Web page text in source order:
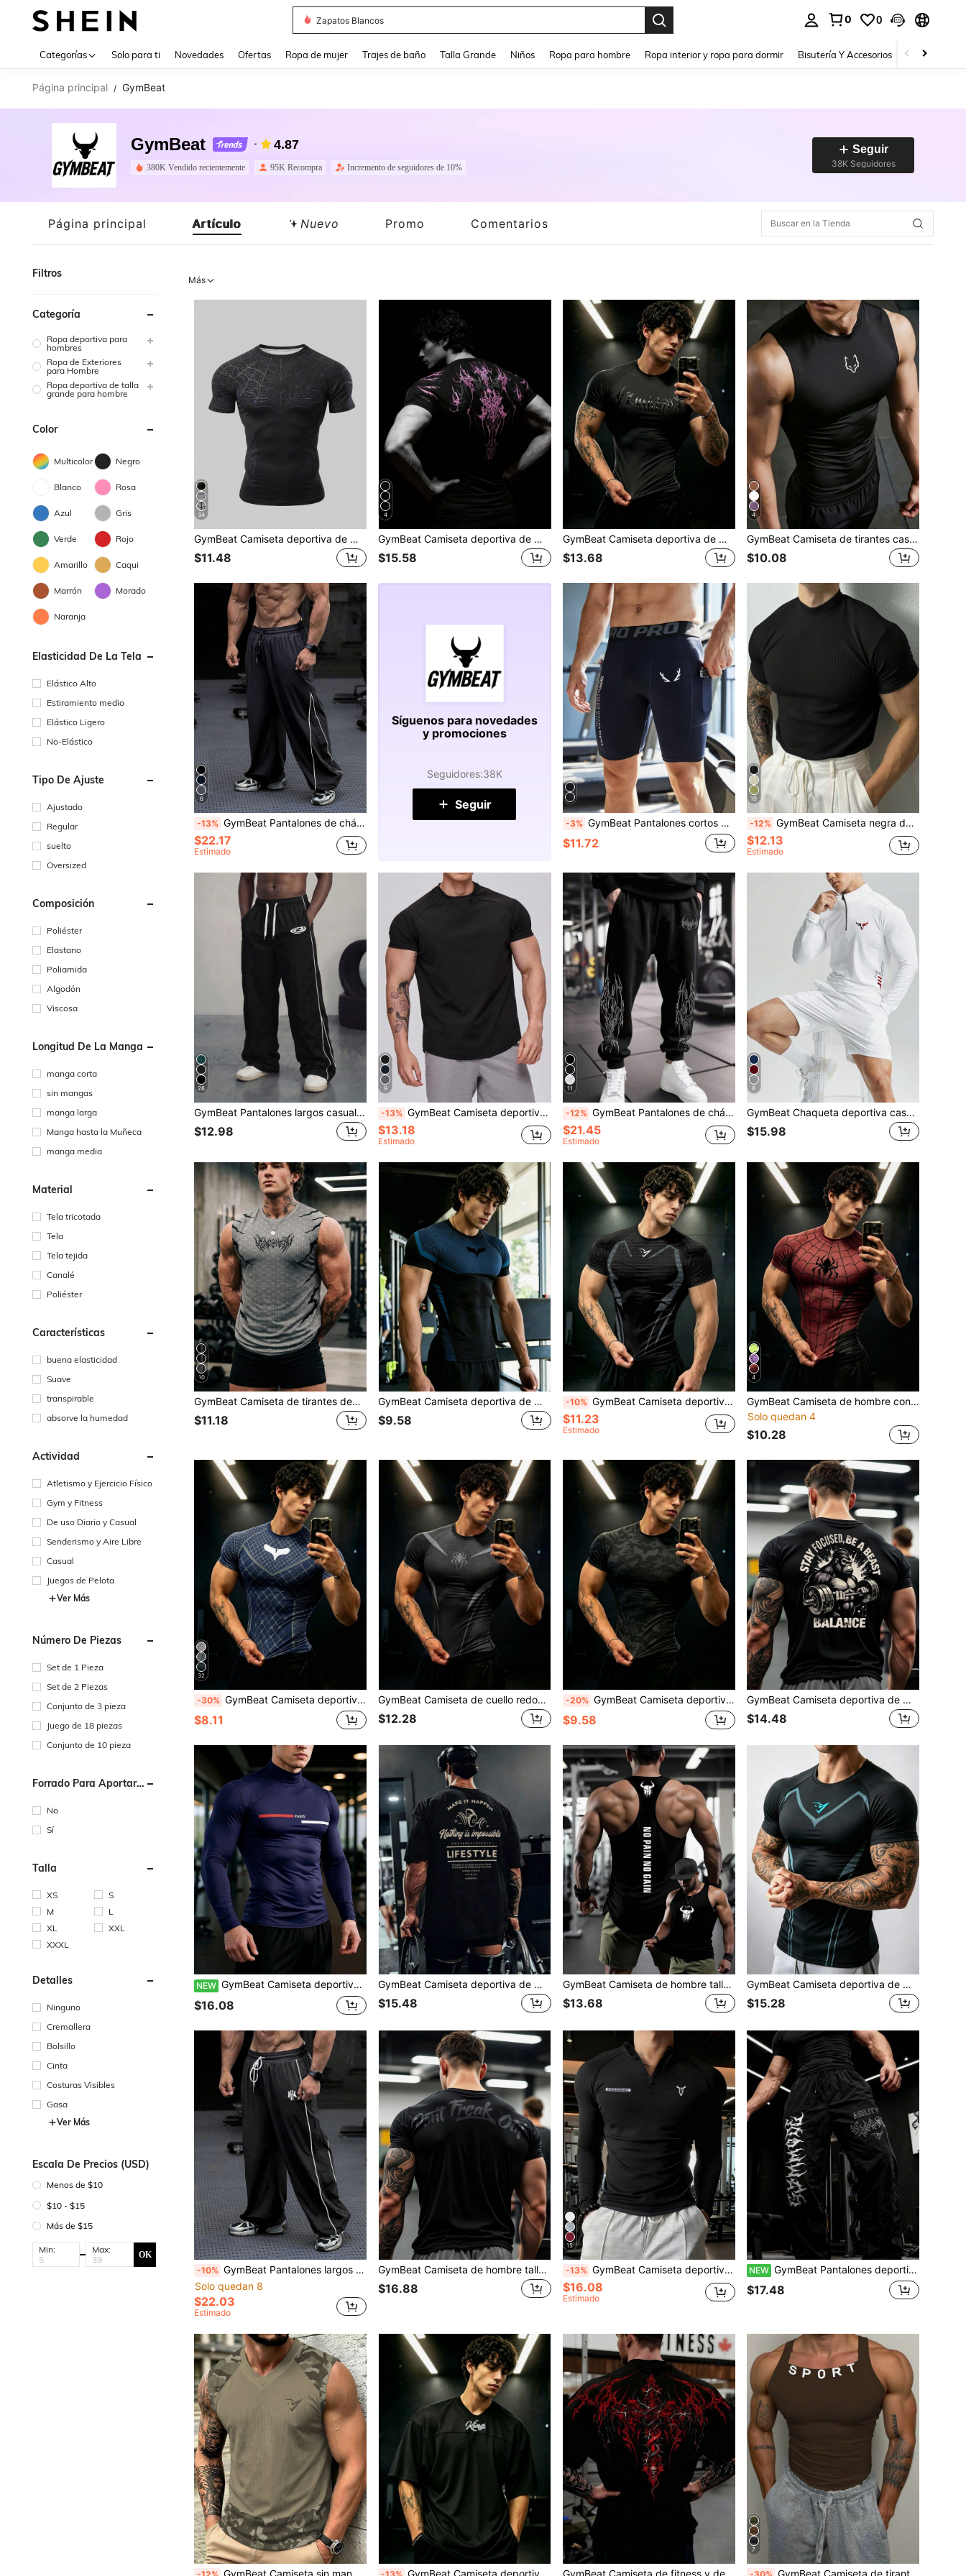
Zapatos Blancos
0 0
Categorías Solo para ti Novedades Ofertas Ropa de mujer Trajes de baño Talla Grande Niños Ropa para hombre Ropa interior y ropa para dormir Bisutería Y Accesorios Zapatos
Página principal / GymBeat
GymBeat 4.87
380K Vendido recientemente 95K Recompra Incremento de seguidores de 10%
Seguir
38K Seguidores
Página principal Artículo Nuevo Promo Comentarios
Filtros
Categoría
Ropa deportiva para
hombres
Ropa de Exteriores
para Hombre
Ropa deportiva de talla
grande para hombre
Color
Multicolor Negro
Blanco Rosa
Azul Gris
Verde Rojo
Amarillo Caqui
Marrón Morado
Naranja
Elasticidad De La Tela
Elástico Alto
Estiramiento medio
Elástico Ligero
No-Elástico
Tipo De Ajuste
Ajustado
Regular
suelto
Oversized
Composición
Poliéster
Elastano
Poliamida
Algodón
Viscosa
Longitud De La Manga
manga corta
sin mangas
manga larga
Manga hasta la Muñeca
manga media
Material
Tela tricotada
Tela
Tela tejida
Canalé
Poliéster
Características
buena elasticidad
Suave
transpirable
absorve la humedad
Actividad
Atletismo y Ejercicio Físico
Gym y Fitness
De uso Diario y Casual
Senderismo y Aire Libre
Casual
Juegos de Pelota
Ver Más
Número De Piezas
Set de 1 Pieza
Set de 2 Piezas
Conjunto de 3 pieza
Juego de 18 piezas
Conjunto de 10 pieza
Forrado Para Aportar
No
Sí
Talla
XS
S
M
L
XL
XXL
XXXL
Detalles
Ninguno
Cremallera
Bolsillo
Cinta
Costuras Visibles
Gasa
Ver Más
Escala De Precios (USD)
Menos de $10
$10 - $15
Más de $15
Min: Max: OK
Más
34
GymBeat Camiseta deportiva de manga corta con estampado de araña para hombres
$11.48
4
GymBeat Camiseta deportiva de manga corta y ajuste slim con estampado retro para hombres, camiseta negra, camiseta con diseño de tatuaje, camiseta rosa, camiseta de compresión para gimnasio
$15.58
GymBeat Camiseta deportiva de manga corta tipo raglán con estampado de letras góticas para hombre, gimnasio
$13.68
4
GymBeat Camiseta de tirantes casual de fitness y deportes con estampado animal y cuello redondo para hombre, gimnasio, vacaciones
$10.08
6
-13% GymBeat Pantalones de chándal casuales para hombres con cordón en la cintura, ajuste holgado con ribete de contraste, para gimnasio
$22.17
Estimado
Síguenos para novedades
y promociones
Seguidores:38K
Seguir
-3% GymBeat Pantalones cortos deportivos tipo novio con diseño gráfico de eslogan, de material transpirable y que absorbe la humedad, con estiramiento en 4 direcciones, diseño minimalista y ajuste ceñido para gimnasio y compresión, ligeros
$11.72
19
-12% GymBeat Camiseta negra de manga corta, estilo novio, de uso diario, minimalista, de unicolor, para actividades, ajustada, de cuello de tripulación, con compresión, ligera
$12.13
Estimado
26
GymBeat Pantalones largos casuales para hombre con estampado minimalista, cintura con cordón, rayas laterales en contraste, pierna ancha, estilo americano, pierna recta holgada, pantalones deportivos tipo paracaídas
$12.98
9
-13% GymBeat Camiseta deportiva de manga raglán de unicolor estilo novio, camiseta negra de gimnasio, camiseta activa de manga corta ajustada y transpirable, camiseta de compresión ligera para hombre
$13.18
Estimado
11
-12% GymBeat Pantalones de chándal casuales con estampado gótico, cintura con cordón y bolsillos para hombres, para gimnasio
$21.45
Estimado
8
GymBeat Chaqueta deportiva casual de uso diario y viajes para hombre con estampado de cabeza de toro
$15.98
10
GymBeat Camiseta de tirantes deportiva con estampado geométrico para hombre
$11.18
GymBeat Camiseta deportiva de manga corta con cuello redondo y color contrastante, versátil y casual para hombre, gimnasio
$9.58
-10% GymBeat Camiseta deportiva de cuello redondo y manga corta para hombre, gimnasio
$11.23
Estimado
4
GymBeat Camiseta de hombre con patrón de araña, casual, versátil, para uso diario, viajes y deportes
Solo quedan 4
$10.28
32
-30% GymBeat Camiseta deportiva de manga corta con estampado de cuadros y raglán para hombre, gimnasio, vacaciones
$8.11
GymBeat Camiseta de cuello redondo con estampado de araña para hombre, adecuada para deportes, vacaciones, ejercicio, actividades al aire libre, correr, gimnasio
$12.28
-20% GymBeat Camiseta deportiva de manga corta con estampado de camuflaje y raglán para hombres, gimnasio, vacaciones
$9.58
GymBeat Camiseta deportiva de manga corta con estampado de gorila y eslogan para hombre talla grande
$14.48
NEW GymBeat Camiseta deportiva de manga larga con cuello alto y estampado de letras para hombre
$16.08
GymBeat Camiseta deportiva de manga corta con estampado de eslogan para hombre de talla grande
$15.48
GymBeat Camiseta de hombre talla grande con estampado de letras, casual, versátil, para uso diario, viajes y deportes
$13.68
GymBeat Camiseta deportiva de manga corta con cuello redondo y diseño minimalista de bloques de color para hombre de talla grande
$15.28
-10% GymBeat Pantalones largos casuales deportivos para hombre con estampado, cordón, cintura elástica y bolsillos, para gimnasio
Solo quedan 8
$22.03
Estimado
GymBeat Camiseta de hombre talla grande con estampado de letras, casual para uso diario, viajes y deportes
$16.88
15
-13% GymBeat Camiseta deportiva de manga raglán con media cremallera y estampado de letras para hombres, camiseta de compresión de secado rápido para primavera/otoño, camiseta de compresión de manga larga para gimnasio, liviana
$16.08
Estimado
NEW GymBeat Pantalones deportivos de talla grande para hombre con estampado de letras y cintura con cordón
$17.48
GymBeat Camiseta sin mangas deportiva de malla con empalme de camuflaje de secado rápido para hombres, chaleco atlético transpirable sin mangas para entrenamiento en el gimnasio GymBeat Camiseta deportiva de manga corta con estampado de letras casual para hombre, verano, gimnasio GymBeat Camiseta de fitness y deportes casual de manga corta con estampado gótico para hombre de talla grande
7
GymBeat Camiseta de tirantes deportiva con estampado de letras para hombre, para correr al aire libre, entrenamiento, casual, gimnasio, vacaciones